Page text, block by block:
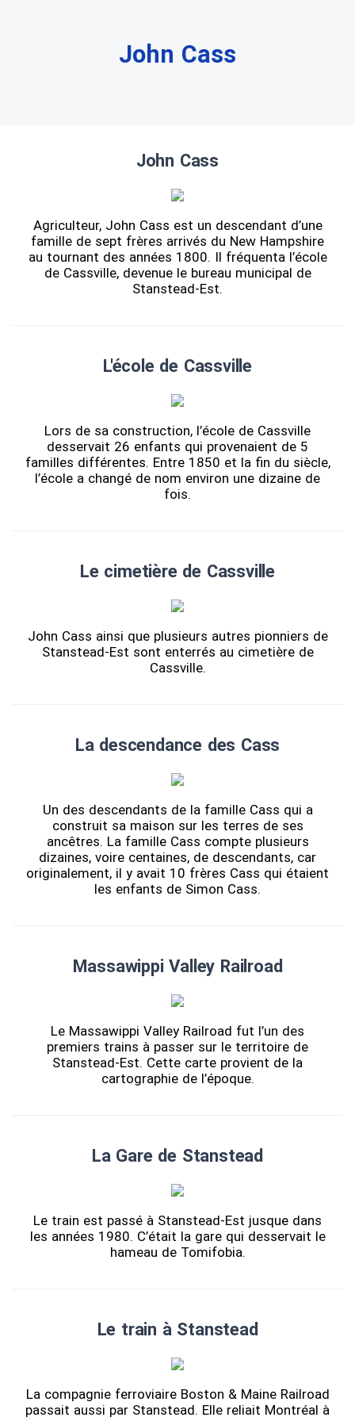
John Cass
John Cass
Agriculteur, John Cass est un descendant d’une
famille de sept frères arrivés du New Hampshire
au tournant des années 1800. Il fréquenta l’école
de Cassville, devenue le bureau municipal de
Stanstead-Est.
L'école de Cassville
Lors de sa construction, l’école de Cassville
desservait 26 enfants qui provenaient de 5
familles différentes. Entre 1850 et la fin du siècle,
l’école a changé de nom environ une dizaine de
fois.
Le cimetière de Cassville
John Cass ainsi que plusieurs autres pionniers de
Stanstead-Est sont enterrés au cimetière de
Cassville.
La descendance des Cass
Un des descendants de la famille Cass qui a
construit sa maison sur les terres de ses
ancêtres. La famille Cass compte plusieurs
dizaines, voire centaines, de descendants, car
originalement, il y avait 10 frères Cass qui étaient
les enfants de Simon Cass.
Massawippi Valley Railroad
Le Massawippi Valley Railroad fut l’un des
premiers trains à passer sur le territoire de
Stanstead-Est. Cette carte provient de la
cartographie de l’époque.
La Gare de Stanstead
Le train est passé à Stanstead-Est jusque dans
les années 1980. C’était la gare qui desservait le
hameau de Tomifobia.
Le train à Stanstead
La compagnie ferroviaire Boston & Maine Railroad
passait aussi par Stanstead. Elle reliait Montréal à